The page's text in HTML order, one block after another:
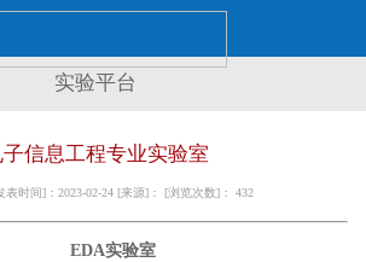
实验平台
子信息工程专业实验室
表时间]：2023-02-24 [来源]： [浏览次数]： 432
EDA实验室